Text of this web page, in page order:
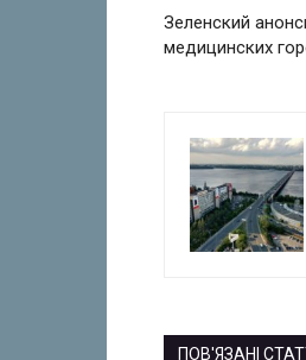
Зеленский
медицинских
ПОВ'ЯЗАНІ